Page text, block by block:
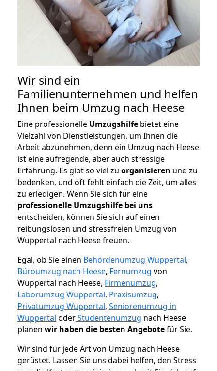
Wir sind ein
Familienunternehmen und helfen
Ihnen beim Umzug nach Heese
Eine professionelle Umzugshilfe bietet eine
Vielzahl von Dienstleistungen, um Ihnen die
Arbeit abzunehmen, denn ein Umzug nach Heese
ist eine aufregende, aber auch stressige
Erfahrung. Es gibt so viel zu organisieren und zu
bedenken, und oft fehlt einfach die Zeit, um alles
zu erledigen. Wenn Sie sich für eine
professionelle Umzugshilfe bei uns
entscheiden, können Sie sich auf einen
reibungslosen und stressfreien Umzug von
Wuppertal nach Heese freuen.
Egal, ob Sie einen Behördenumzug Wuppertal,
Büroumzug nach Heese, Fernumzug von
Wuppertal nach Heese, Firmenumzug,
Laborumzug Wuppertal, Praxisumzug,
Privatumzug Wuppertal, Seniorenumzug in
Wuppertal oderStudentenumzug nach Heese
planen wir haben die besten Angebotefür Sie.
Wir sind für jede Art von Umzug nach Heese
gerüstet. Lassen Sie uns dabei helfen, den Stress